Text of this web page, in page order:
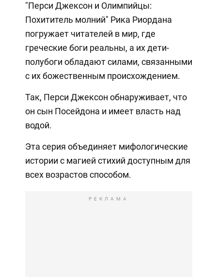
"Перси Джексон и Олимпийцы:
Похититель молний" Рика Риордана
погружает читателей в мир, где
греческие боги реальны, а их дети-
полубоги обладают силами, связанными
с их божественным происхождением.
Так, Перси Джексон обнаруживает, что
он сын Посейдона и имеет власть над
водой.
Эта серия объединяет мифологические
истории с магией стихий доступным для
всех возрастов способом.
РЕКЛАМА